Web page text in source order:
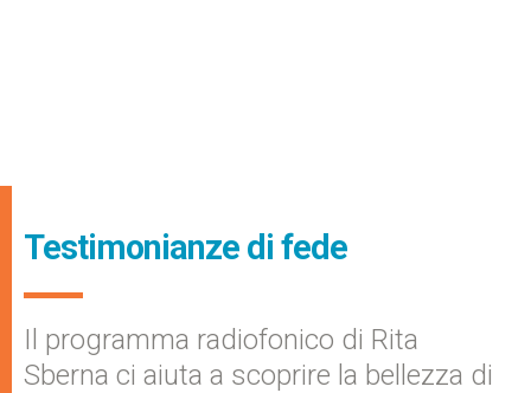
Testimonianze di fede
Il programma radiofonico di Rita
Sberna ci aiuta a scoprire la bellezza di